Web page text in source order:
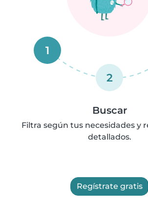
1
2
Buscar
Filtra según tus necesidades y
detallados.
Regístrate gratis